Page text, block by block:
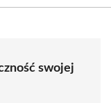
swojej